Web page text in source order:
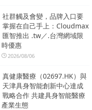
社群觸及會變，品牌入口要
掌握在自己手上：Cloudmax
匯智推出 .tw／.台灣網域限
時優惠
2026/08/06
真健康醫療（02697.HK）與
天津具身智能創新中心達成
戰略合作 共建具身智能醫療
產業生態